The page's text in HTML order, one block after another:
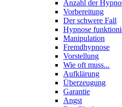
Anzahl der
Vorbereitung
Der schwere Fall
Hypnose
Manipulation
Fremdhypnose
Vorstellung
Wie oft muss...
Aufklärung
Überzeugung
Garantie
Angst